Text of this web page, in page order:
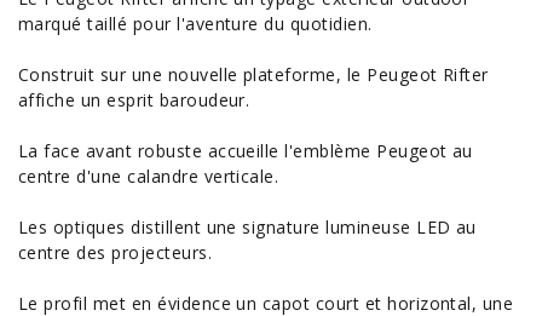
marqué taillé pour l'aventure du quotidien.
Construit sur une nouvelle plateforme, le Peugeot Rifter
affiche un esprit baroudeur.
La face avant robuste accueille l'emblème Peugeot au
centre d'une calandre verticale.
Les optiques distillent une signature lumineuse LED au
centre des projecteurs.
Le profil met en évidence un capot court et horizontal, une